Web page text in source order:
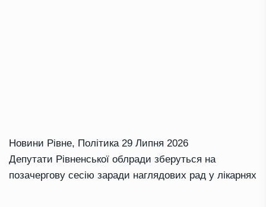
Новини Рівне, Політика 29 Липня 2026
Депутати Рівненської облради зберуться на
позачергову сесію заради наглядових рад у лікарнях